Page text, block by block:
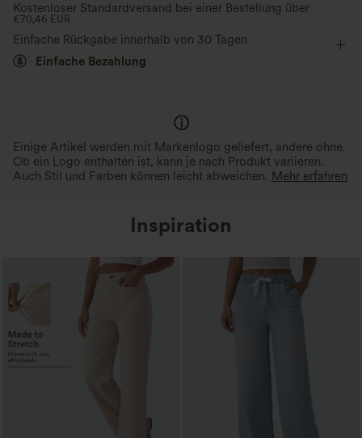
Cargo
Kostenloser Standardversand bei einer Bestellung über
€70,46 EUR
Einfache Rückgabe innerhalb von 30 Tagen
Einfache Bezahlung
Einige Artikel werden mit Markenlogo geliefert, andere ohne.
Ob ein Logo enthalten ist, kann je nach Produkt variieren.
Auch Stil und Farben können leicht abweichen. Mehr erfahren
Inspiration